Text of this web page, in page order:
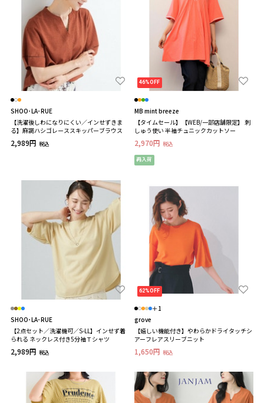
SHOO･LA･RUE
【洗濯後しわになりにくい／インせずきま
る】麻調ハシゴレーススキッパーブラウス
2,989円 税込
46%OFF
MB mint breeze
【タイムセール】【WEB/一部店舗限定】 刺
しゅう使い 半袖チュニックカットソー
2,970円 税込
再入荷
SHOO･LA･RUE
【2点セット／洗濯機可／S-LL】インせず着
られる ネックレス付き5分袖Ｔシャツ
2,989円 税込
62%OFF
＋1
grove
【嬉しい機能付き】やわらかドライタッチシ
アーフレアスリーブニット
1,650円 税込